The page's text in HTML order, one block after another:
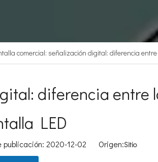
comercial: señalización digital: diferencia
diferencia entre
LED
2020-12-02 Origen:Sitio